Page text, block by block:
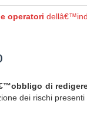
operatori
di
dei rischi presenti